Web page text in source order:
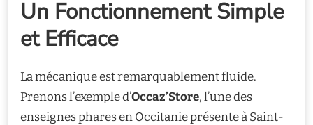
Un Fonctionnement Simple
et Efficace
La mécanique est remarquablement fluide.
Prenons l’exemple d’Occaz’Store, l’une des
enseignes phares en Occitanie présente à Saint-